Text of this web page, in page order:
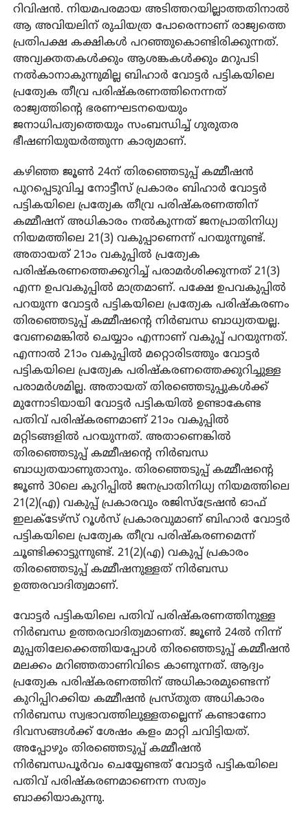
റിവിഷന്‍. നിയമപരമായ അടിത്തറയില്ലാത്തതിനാല്‍
ആ അവിയലിന് രുചിയത്ര പോരെന്നാണ് രാജ്യത്തെ
പ്രതിപക്ഷ കക്ഷികള്‍ പറഞ്ഞുകൊണ്ടിരിക്കുന്നത്.
അവ്യക്തതകള്‍ക്കും ആശങ്കകള്‍ക്കും മറുപടി
നല്‍കാനാകുന്നുമില്ല ബിഹാര്‍ വോട്ടര്‍ പട്ടികയിലെ
പ്രത്യേക തീവ്ര പരിഷ്‌കരണത്തിനെന്നത്
രാജ്യത്തിന്റെ ഭരണഘടനയെയും
ജനാധിപത്യത്തെയും സംബന്ധിച്ച് ഗുരുതര
ഭീഷണിയുയര്‍ത്തുന്ന കാര്യമാണ്.
കഴിഞ്ഞ ജൂണ്‍ 24ന് തിരഞ്ഞെടുപ്പ് കമ്മീഷന്‍
പുറപ്പെടുവിച്ച നോട്ടീസ് പ്രകാരം ബിഹാര്‍ വോട്ടര്‍
പട്ടികയിലെ പ്രത്യേക തീവ്ര പരിഷ്‌കരണത്തിന്
കമ്മീഷന് അധികാരം നല്‍കുന്നത് ജനപ്രാതിനിധ്യ
നിയമത്തിലെ 21(3) വകുപ്പാണെന്ന് പറയുന്നുണ്ട്.
അതായത് 21ാം വകുപ്പില്‍ പ്രത്യേക
പരിഷ്‌കരണത്തെക്കുറിച്ച് പരാമര്‍ശിക്കുന്നത് 21(3)
എന്ന ഉപവകുപ്പില്‍ മാത്രമാണ്. പക്ഷേ ഉപവകുപ്പില്‍
പറയുന്ന വോട്ടര്‍ പട്ടികയിലെ പ്രത്യേക പരിഷ്‌കരണം
തിരഞ്ഞെടുപ്പ് കമ്മീഷന്റെ നിര്‍ബന്ധ ബാധ്യതയല്ല.
വേണമെങ്കില്‍ ചെയ്യാം എന്നാണ് വകുപ്പ് പറയുന്നത്.
എന്നാല്‍ 21ാം വകുപ്പില്‍ മറ്റൊരിടത്തും വോട്ടര്‍
പട്ടികയിലെ പ്രത്യേക പരിഷ്‌കരണത്തെക്കുറിച്ചുള്ള
പരാമര്‍ശമില്ല. അതായത് തിരഞ്ഞെടുപ്പുകള്‍ക്ക്
മുന്നോടിയായി വോട്ടര്‍ പട്ടികയില്‍ ഉണ്ടാകേണ്ട
പതിവ് പരിഷ്‌കരണമാണ് 21ാം വകുപ്പില്‍
മറ്റിടങ്ങളില്‍ പറയുന്നത്. അതാണെങ്കില്‍
തിരഞ്ഞെടുപ്പ് കമ്മീഷന്റെ നിര്‍ബന്ധ
ബാധ്യതയാണുതാനും. തിരഞ്ഞെടുപ്പ് കമ്മീഷന്റെ
ജൂണ്‍ 30ലെ കുറിപ്പില്‍ ജനപ്രാതിനിധ്യ നിയമത്തിലെ
21(2)(എ) വകുപ്പ് പ്രകാരവും രജിസ്‌ട്രേഷന്‍ ഓഫ്
ഇലക്ടേഴ്‌സ് റൂള്‍സ് പ്രകാരവുമാണ് ബിഹാര്‍ വോട്ടര്‍
പട്ടികയിലെ പ്രത്യേക തീവ്ര പരിഷ്‌കരണമെന്ന്
ചൂണ്ടിക്കാട്ടുന്നുണ്ട്. 21(2)(എ) വകുപ്പ് പ്രകാരം
തിരഞ്ഞെടുപ്പ് കമ്മീഷനുള്ളത് നിര്‍ബന്ധ
ഉത്തരവാദിത്വമാണ്.
വോട്ടര്‍ പട്ടികയിലെ പതിവ് പരിഷ്‌കരണത്തിനുള്ള
നിര്‍ബന്ധ ഉത്തരവാദിത്വമാണത്. ജൂണ്‍ 24ല്‍ നിന്ന്
മുപ്പതിലേക്കെത്തിയപ്പോള്‍ തിരഞ്ഞെടുപ്പ് കമ്മീഷന്‍
മലക്കം മറിഞ്ഞതാണിവിടെ കാണുന്നത്. ആദ്യം
പ്രത്യേക പരിഷ്‌കരണത്തിന് അധികാരമുണ്ടെന്ന്
കുറിപ്പിറക്കിയ കമ്മീഷന്‍ പ്രസ്തുത അധികാരം
നിര്‍ബന്ധ സ്വഭാവത്തിലുള്ളതല്ലെന്ന് കണ്ടാണോ
ദിവസങ്ങള്‍ക്ക് ശേഷം കളം മാറ്റി ചവിട്ടിയത്.
അപ്പോഴും തിരഞ്ഞെടുപ്പ് കമ്മീഷന്‍
നിര്‍ബന്ധപൂര്‍വം ചെയ്യേണ്ടത് വോട്ടര്‍ പട്ടികയിലെ
പതിവ് പരിഷ്‌കരണമാണെന്ന സത്യം
ബാക്കിയാകുന്നു.